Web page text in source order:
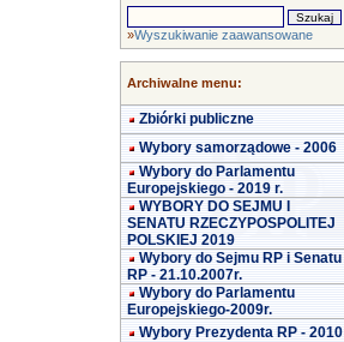
»Wyszukiwanie zaawansowane
Archiwalne menu:
Zbiórki publiczne
Wybory samorządowe - 2006
Wybory do Parlamentu
Europejskiego - 2019 r.
WYBORY DO SEJMU I
SENATU RZECZYPOSPOLITEJ
POLSKIEJ 2019
Wybory do Sejmu RP i Senatu
RP - 21.10.2007r.
Wybory do Parlamentu
Europejskiego-2009r.
Wybory Prezydenta RP - 2010